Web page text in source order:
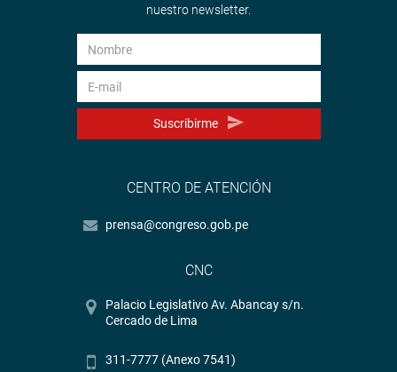
nuestro newsletter.
Suscribirme
CENTRO DE ATENCIÓN
prensa@congreso.gob.pe
CNC
Palacio Legislativo Av. Abancay s/n.
Cercado de Lima
311-7777 (Anexo 7541)